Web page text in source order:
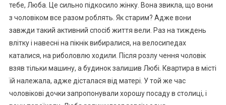
тебе, Люба. Це сильно підкосило жінку. Вона звикла, що вони
з чоловіком все разом роблять. Як старим? Адже вони
завжди такий активний спосіб життя вели. Раз на тиждень
влітку і навесні на пікнік вибиралися, на велосипедах
каталися, на риболовлю ходили. Після розлу чення чоловік
взяв тільки машину, а будинок залишив Любі. Квартира в місті
їй належала, адже дісталася від матері. У той же час
чоловікові дочки запропонували хорошу посаду в столиці, і